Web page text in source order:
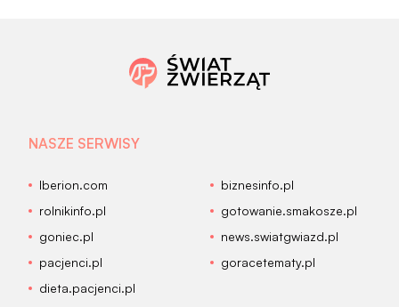
NASZE SERWISY
Iberion.com
biznesinfo.pl
rolnikinfo.pl
gotowanie.smakosze.pl
goniec.pl
news.swiatgwiazd.pl
pacjenci.pl
goracetematy.pl
dieta.pacjenci.pl